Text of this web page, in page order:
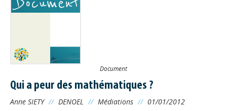
Document
Qui a peur des mathématiques ?
Anne SIETY // DENOEL // Médiations // 01/01/2012